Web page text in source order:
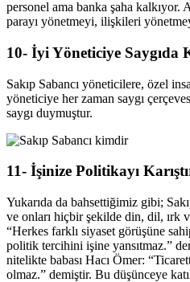
personel ama banka şaha kalkıyor.
parayı yönetmeyi, ilişkileri
10- İyi Yöneticiye Saygıda
Sakıp Sabancı yöneticilere, özel
yöneticiye her zaman saygı
saygı duymuştur.
11- İşinize Politikayı
Yukarıda da bahsettiğimiz gibi;
ve onları hiçbir şekilde din, dil, ırk
“Herkes farklı siyaset görüşüne
politik tercihini işine yansıtmaz.”
nitelikte babası Hacı Ömer:
olmaz.” demiştir. Bu düşünceye